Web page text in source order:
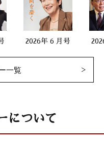
2026年 6 月号
一覧
について